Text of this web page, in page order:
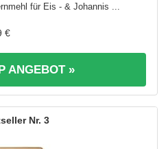
für Eis - & Johannis ...
€
ANGEBOT »
3